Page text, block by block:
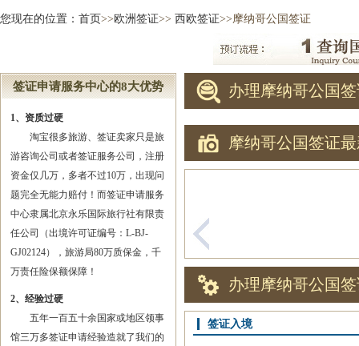
您现在的位置： 首页>>欧洲签证>> 西欧签证>>摩纳哥公国签证
签证申请服务中心的8大优势
1、资质过硬
淘宝很多旅游、签证卖家只是旅
游咨询公司或者签证服务公司，注册
资金仅几万，多者不过10万，出现问
题完全无能力赔付！而签证申请服务
中心隶属北京永乐国际旅行社有限责
任公司（出境许可证编号：L-BJ-
GJ02124），旅游局80万质保金，千
万责任险保额保障！
2、经验过硬
五年一百五十余国家或地区领事
馆三万多签证申请经验造就了我们的
办理摩纳哥公国
摩纳哥公国签证
办理摩纳哥公国
签证入境